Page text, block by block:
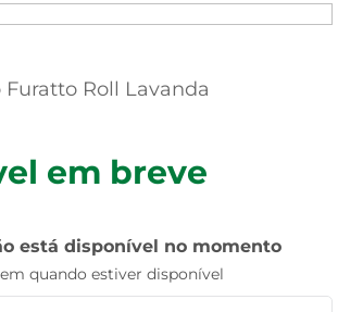
Roll Lavanda
em breve
está disponível no momento
quando estiver disponível